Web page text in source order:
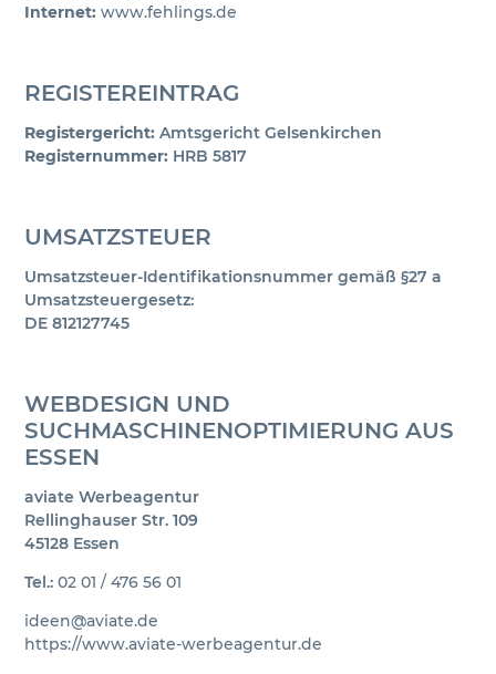
Internet: www.fehlings.de
REGISTEREINTRAG
Registergericht: Amtsgericht Gelsenkirchen
Registernummer: HRB 5817
UMSATZSTEUER
Umsatzsteuer-Identifikationsnummer gemäß §27 a
Umsatzsteuergesetz:
DE 812127745
WEBDESIGN UND
SUCHMASCHINENOPTIMIERUNG AUS
ESSEN
aviate Werbeagentur
Rellinghauser Str. 109
45128 Essen
Tel.: 02 01 / 476 56 01
ideen@aviate.de
https://www.aviate-werbeagentur.de